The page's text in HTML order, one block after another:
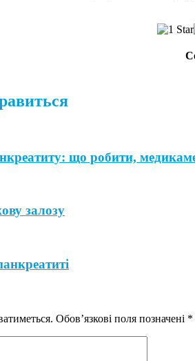
що робити,
залозу
Обов’язкові поля позначені *